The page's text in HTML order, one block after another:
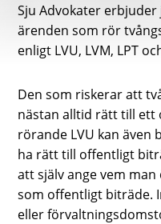
Sju Advokater
ärenden som rör
enligt LVU, LVM, LPT
Den som riskerar att
nästan alltid rätt till ett
rörande LVU kan även
ha rätt till offentligt
att själv ange vem
som offentligt biträde.
eller